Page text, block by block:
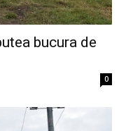
bucura de
0